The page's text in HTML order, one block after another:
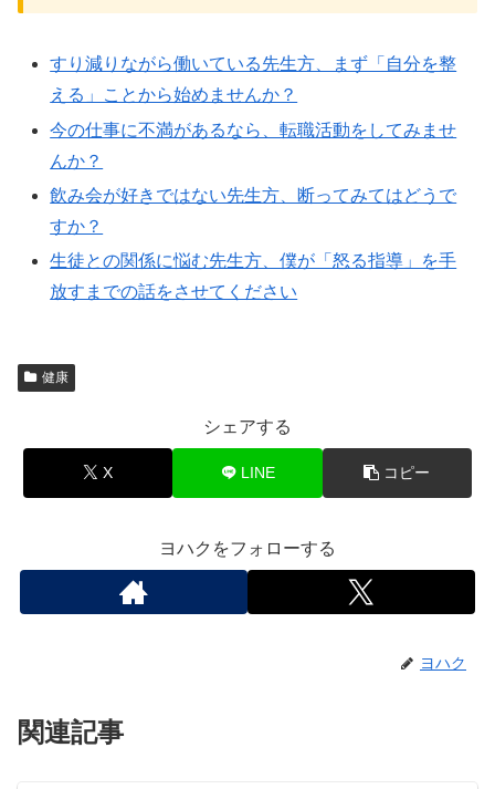
すり減りながら働いている先生方、まず「自分を整
える」ことから始めませんか？
今の仕事に不満があるなら、転職活動をしてみませ
んか？
飲み会が好きではない先生方、断ってみてはどうで
すか？
生徒との関係に悩む先生方、僕が「怒る指導」を手
放すまでの話をさせてください
健康
シェアする
X LINE コピー
ヨハクをフォローする
ヨハク
関連記事